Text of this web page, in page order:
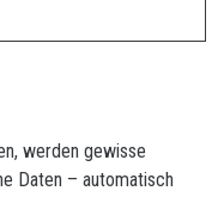
werden gewisse
Daten – automatisch